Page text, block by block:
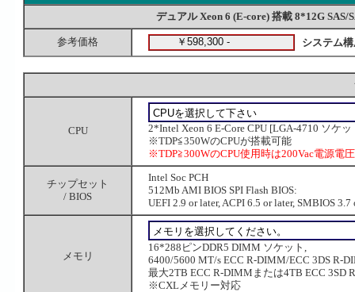
デュアル Xeon 6 (E-core) 搭載 8*12G
参考価格 システム
CPU
2*Intel Xeon 6 E-Core CPU [LGA-4710 ソケッ
※TDP≦350WのCPUが搭載可能
※TDP≧300WのCPU使用時は200Vac電源電
チップセット
/ BIOS
Intel Soc PCH
512Mb AMI BIOS SPI Flash BIOS:
UEFI 2.9 or later, ACPI 6.5 or later, SMBIOS 3.7
メモリ
16*288ピンDDR5 DIMM ソケット,
6400/5600 MT/s ECC R-DIMM/ECC 3DS R-
最大2TB ECC R-DIMMまたは4TB ECC 3SD
※CXLメモリー対応